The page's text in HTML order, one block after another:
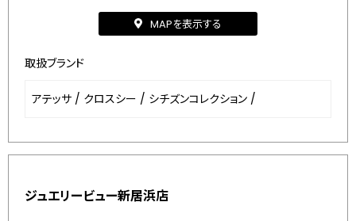
MAPを表示する
取扱ブランド
アテッサ / クロスシー / シチズンコレクション /
ジュエリービュー新居浜店